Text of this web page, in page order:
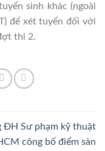
sinh khác (ngoài
để xét tuyển đối với
thi 2.
ĐH Sư phạm kỹ thuật
công bố điểm sàn